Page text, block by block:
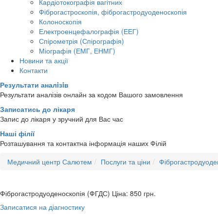
Фіброгастроскопія, фіброгастродуоденоскопія
Колоноскопія
Електроенцефалографія (ЕЕГ)
Спірометрія (Спірографія)
Міографія (ЕМГ, ЕНМГ)
Новини та акції
Контакти
Результати аналiзiв
Результати аналізів онлайн за кодом Вашого замовлення
Записатись до лікаря
Запис до лікаря у зручний для Вас час
Наші філії
Розташування та контактна інформація наших Філій
Медичний центр Салютем
Послуги та ціни
Фіброгастродуоденоскопія (ФГДС) Ціна: 850 грн.
Записатися на діагностику